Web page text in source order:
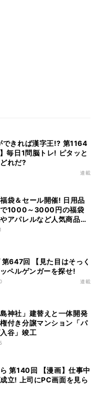
できれば漢字王!? 第1164
毎日1問脳トレ! ピタッと
れだ?
連載
福袋＆セール開催! 日用品
で1000～3000円の福袋
アパレルなど人気商品も
647回 【見た目はそっく
ペルゲンガーを探せ!
連載
神社」建替えと一体開発
付き分譲マンション「パ
谷」竣工
第140回 【漫画】仕事中
立! 上司にPC画面を見ら